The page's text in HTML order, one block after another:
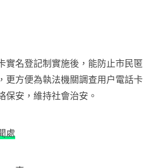
實名登記制實施後，能防止市民匿
更方便為執法機關調查用户電話卡
保安，維持社會治安。
處